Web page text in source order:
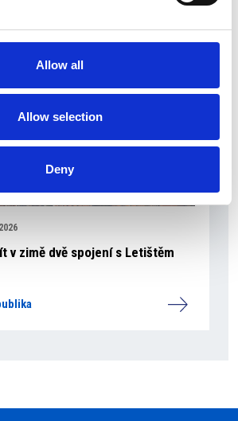
Allow all
Allow selection
Deny
v zimě dvě spojení s Letištěm